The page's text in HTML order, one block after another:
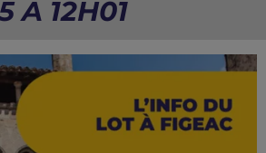
À 12H01